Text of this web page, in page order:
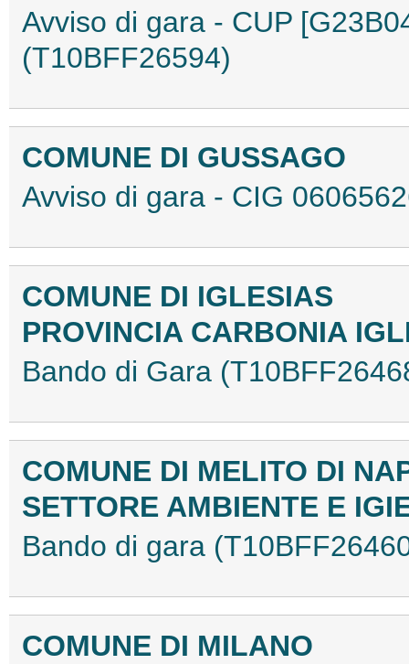
Avviso di gara - CUP
(T10BFF26594)
COMUNE DI GUSSAGO
Avviso di gara - CIG
COMUNE DI IGLESIAS
PROVINCIA CARBONIA
Bando di Gara
COMUNE DI MELITO DI
SETTORE AMBIENTE E
Bando di gara
COMUNE DI MILANO